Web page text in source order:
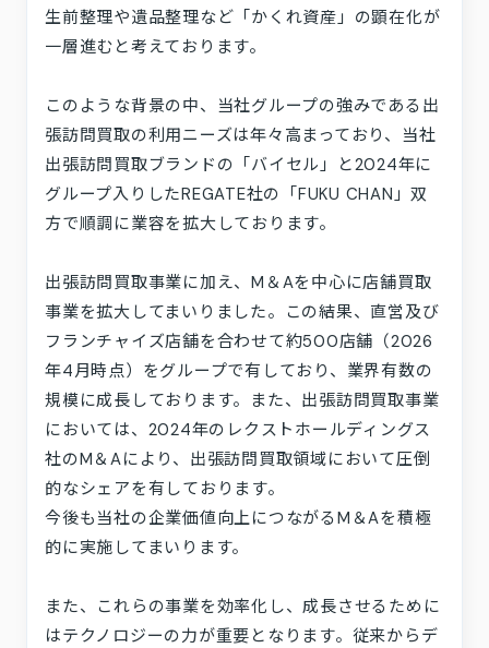
生前整理や遺品整理など「かくれ資産」の顕在化が
一層進むと考えております。
このような背景の中、当社グループの強みである出
張訪問買取の利用ニーズは年々高まっており、当社
出張訪問買取ブランドの「バイセル」と2024年に
グループ入りしたREGATE社の「FUKU CHAN」双
方で順調に業容を拡大しております。
出張訪問買取事業に加え、M＆Aを中心に店舗買取
事業を拡大してまいりました。この結果、直営及び
フランチャイズ店舗を合わせて約500店舗（2026
年4月時点）をグループで有しており、業界有数の
規模に成長しております。また、出張訪問買取事業
においては、2024年のレクストホールディングス
社のM＆Aにより、出張訪問買取領域において圧倒
的なシェアを有しております。
今後も当社の企業価値向上につながるM＆Aを積極
的に実施してまいります。
また、これらの事業を効率化し、成長させるために
はテクノロジーの力が重要となります。従来からデ